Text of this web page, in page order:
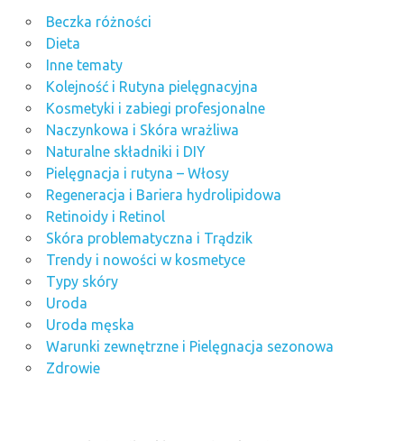
Beczka różności
Dieta
Inne tematy
Kolejność i Rutyna pielęgnacyjna
Kosmetyki i zabiegi profesjonalne
Naczynkowa i Skóra wrażliwa
Naturalne składniki i DIY
Pielęgnacja i rutyna – Włosy
Regeneracja i Bariera hydrolipidowa
Retinoidy i Retinol
Skóra problematyczna i Trądzik
Trendy i nowości w kosmetyce
Typy skóry
Uroda
Uroda męska
Warunki zewnętrzne i Pielęgnacja sezonowa
Zdrowie